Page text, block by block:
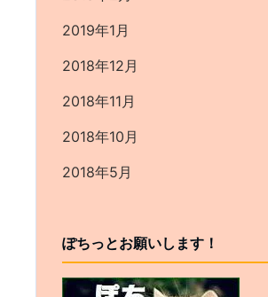
2019年1月
2018年12月
2018年11月
2018年10月
2018年5月
ぽちっとお願いします！